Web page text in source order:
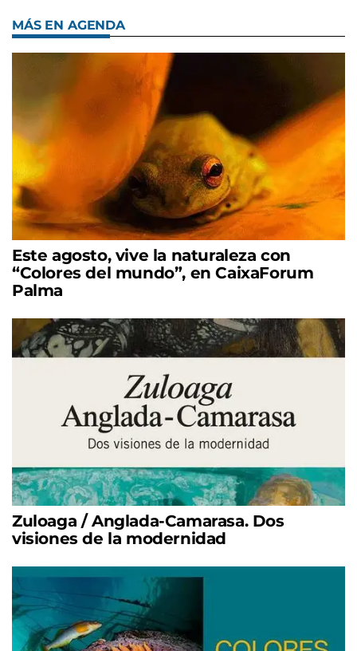
MÁS EN AGENDA
Este agosto, vive la naturaleza con
“Colores del mundo”, en CaixaForum
Palma
Zuloaga / Anglada-Camarasa. Dos
visiones de la modernidad